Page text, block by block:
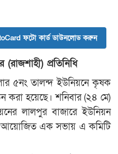
ফটো কার্ড ডাউনলোড করুন
প্রতিনিধি
৫নং তালন্দ ইউনিয়নে কৃষক
হয়েছে। শনিবার (২৪ মে)
লালপুর বাজারে ইউনিয়ন
আয়োজিত এক সভায় এ কমিটি